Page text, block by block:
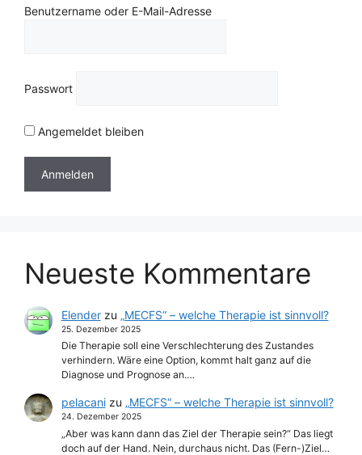
Benutzername oder E-Mail-Adresse
Passwort
Angemeldet bleiben
Neueste Kommentare
Elenderzu „MECFS“ – welche Therapie ist sinnvoll?
25. Dezember 2025
Die Therapie soll eine Verschlechterung des Zustandes
verhindern. Wäre eine Option, kommt halt ganz auf die
Diagnose und Prognose an.…
pelacanizu „MECFS“ – welche Therapie ist sinnvoll?
24. Dezember 2025
„Aber was kann dann das Ziel der Therapie sein?“ Das liegt
doch auf der Hand. Nein, durchaus nicht. Das (Fern-)Ziel…